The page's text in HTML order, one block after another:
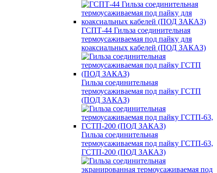
ГСПТ-44 Гильза соединительная
термоусаживаемая под пайку для
коаксиальных кабелей (ПОД ЗАКАЗ)
Гильза соединительная
термоусаживаемая под пайку ГСТП
(ПОД ЗАКАЗ)
Гильза соединительная
термоусаживаемая под пайку ГСТП-63,
ГСТП-200 (ПОД ЗАКАЗ)